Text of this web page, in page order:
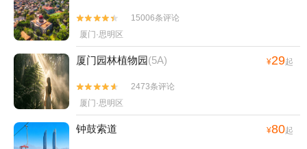


15006条评论
厦门·思明区
厦门园林植物园(5A) ¥29起


2473条评论
厦门·思明区
钟鼓索道 ¥80起